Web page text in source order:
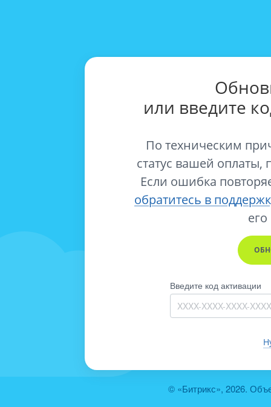
© «Битрикс», 2026.
или введите
По техническим
статус вашей оплаты,
Если ошибка
обратитесь в
его
Введите код активации